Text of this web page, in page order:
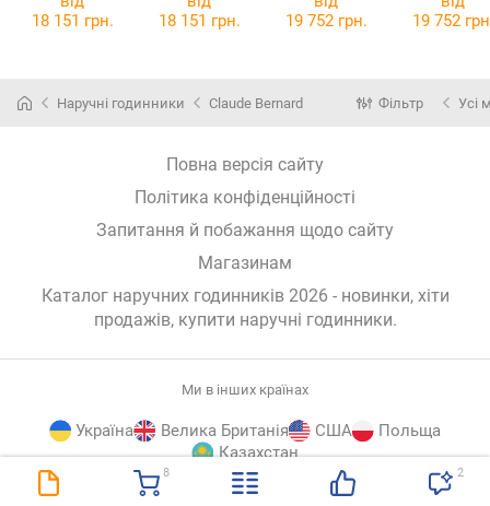
8 2
ROPN1
18 151 грн.
18 151 грн.
19 752 грн.
19 752
Наручні годинники Claude Bernard Фільтр Усі
Повна версія сайту
Політика конфіденційності
Запитання й побажання щодо сайту
Магазинам
Каталог наручних годинників 2026 - новинки, хіти
продажів, купити наручні годинники.
Ми в інших країнах
Україна Велика Британія США
Польща
Казахстан